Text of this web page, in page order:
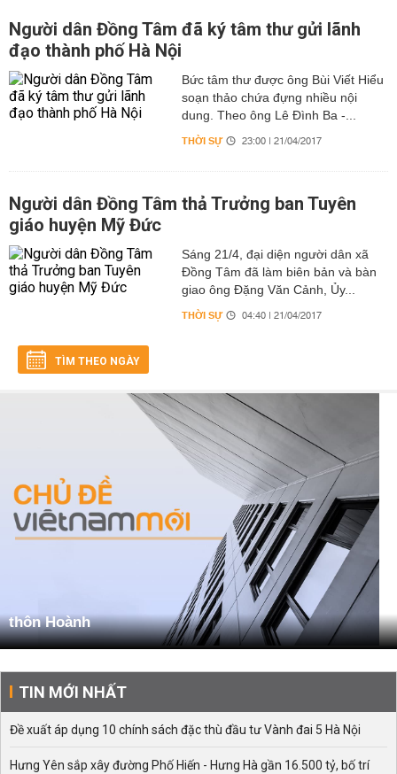
Người dân Đồng Tâm đã ký tâm thư gửi lãnh
đạo thành phố Hà Nội
Bức tâm thư được ông Bùi Viết Hiểu
soạn thảo chứa đựng nhiều nội
dung. Theo ông Lê Đình Ba -...
THỜI SỰ 23:00 | 21/04/2017
Người dân Đồng Tâm thả Trưởng ban Tuyên
giáo huyện Mỹ Đức
Sáng 21/4, đại diện người dân xã
Đồng Tâm đã làm biên bản và bàn
giao ông Đặng Văn Cảnh, Ủy...
THỜI SỰ 04:40 | 21/04/2017
TÌM THEO NGÀY
thôn Hoành
TIN MỚI NHẤT
Đề xuất áp dụng 10 chính sách đặc thù đầu tư Vành đai 5 Hà Nội
Hưng Yên sắp xây đường Phố Hiến - Hưng Hà gần 16.500 tỷ, bố trí